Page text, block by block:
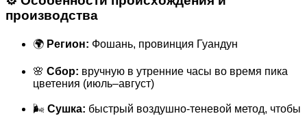
производства
🌍 Регион: Фошань, провинция Гуандун
🌸 Сбор: вручную в утренние часы во время пика
цветения (июль–август)
🌬️ Сушка: быстрый воздушно‑теневой метод, чтобы